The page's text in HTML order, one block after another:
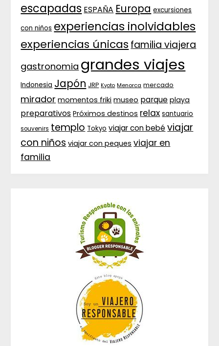
escapadas ESPAÑA Europa excursiones
con niños experiencias inolvidables
experiencias únicas familia viajera
gastronomia grandes viajes
Indonesia Japón JRP Kyoto Menorca mercado
mirador momentos friki museo parque playa
preparativos Próximos destinos relax santuario
souvenirs templo Tokyo viajar con bebé viajar
con niños viajar con peques viajar en
familia